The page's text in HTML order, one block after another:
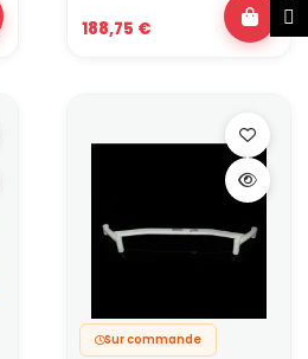
188,75 €
Sur commande